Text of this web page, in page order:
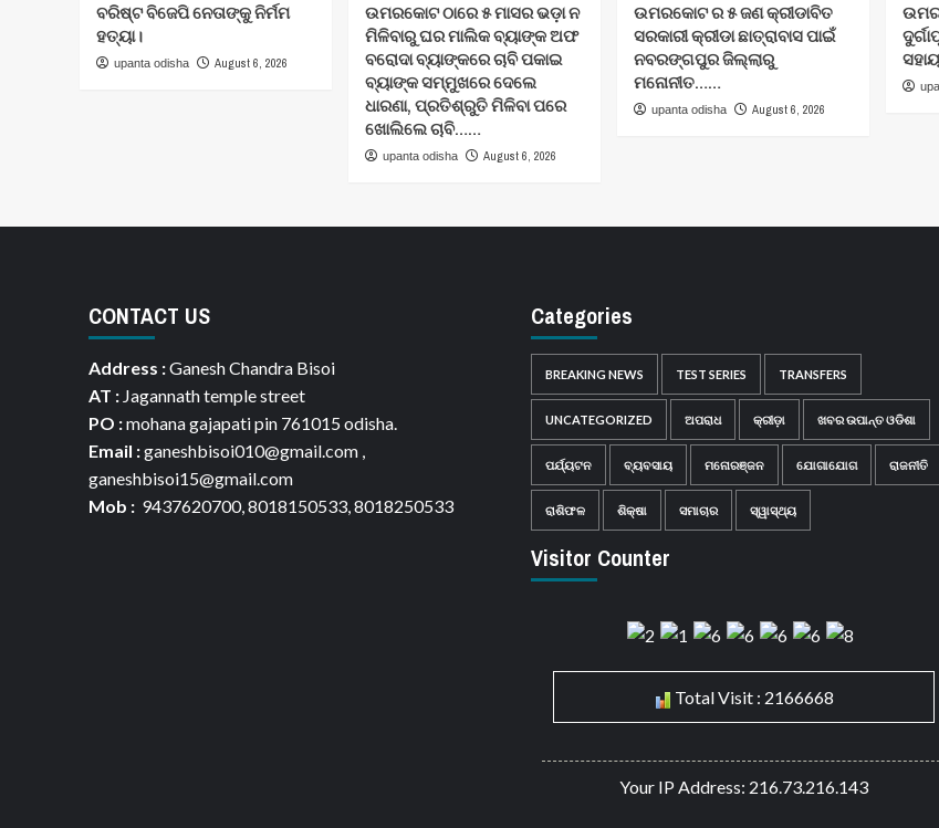
ବରିଷ୍ଟ ବିଜେପି ନେତାଙ୍କୁ ନିର୍ମମ
ହତ୍ୟା।
upanta odisha August 6, 2026
ଉମରକୋଟ ଠାରେ ୫ ମାସର ଭଡ଼ା ନ
ମିଳିବାରୁ ଘର ମାଲିକ ବ୍ୟାଙ୍କ ଅଫ
ବରୋଦା ବ୍ୟାଙ୍କରେ ଚାବି ପକାଇ
ବ୍ୟାଙ୍କ ସମ୍ମୁଖରେ ଦେଲେ
ଧାରଣା, ପ୍ରତିଶ୍ରୁତି ମିଳିବା ପରେ
ଖୋଲିଲେ ଚାବି……
upanta odisha August 6, 2026
ଉମରକୋଟ ର ୫ ଜଣ କ୍ରୀଡାବିତ
ସରକାରୀ କ୍ରୀଡା ଛାତ୍ରାବାସ ପାଇଁ
ନବରଙ୍ଗପୁର ଜିଲ୍ଲାରୁ
ମନୋନୀତ……
upanta odisha August 6, 2026
CONTACT US
Address :Ganesh Chandra Bisoi
AT :Jagannath temple street
PO :mohana gajapati pin 761015 odisha.
Email :ganeshbisoi010@gmail.com ,
ganeshbisoi15@gmail.com
Mob :9437620700, 8018150533, 8018250533
Categories
BREAKING NEWS TEST SERIES TRANSFERS
UNCATEGORIZED ଅପରାଧ କ୍ରୀଡ଼ା ଖବର ଉପାନ୍ତ ଓଡିଶା
ପର୍ଯ୍ୟଟନ ବ୍ୟବସାୟ ମନୋରଞ୍ଜନ ଯୋଗାଯୋଗ ରାଜନୀତି
ରାଶିଫଳ ଶିକ୍ଷା ସମାଚାର ସ୍ୱାସ୍ଥ୍ୟ
Visitor Counter
Total Visit : 2166668
Your IP Address: 216.73.216.143